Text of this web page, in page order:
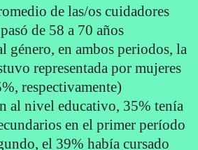
de las/os cuidadores
de 58 a 70 años
género, en ambos periodos, la
representada por mujeres
respectivamente)
al nivel educativo, 35% tenía
en el primer período
el 39% había cursado